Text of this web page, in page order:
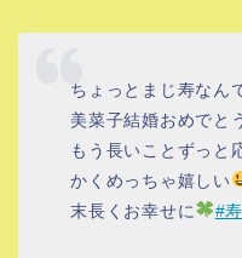
ちょっとまじ寿なん
美菜子結婚おめでと
もう長いことずっと
かくめっちゃ嬉しい
末長くお幸せに
#